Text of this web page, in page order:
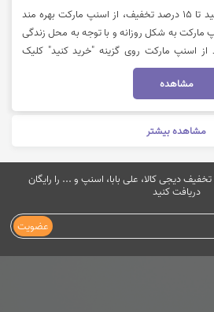
برای خرید انواع تنقلات میتوانید تا 15 درصد تخفیف، از اسنپ مارکت بهره مند
به شکل روزانه و با توجه به محل زندگی
از اسنپ مارکت روی گزینه "خرید کنید" کلیک
مشاهده
مشاهده بیشتر
دیجی کالا، علی بابا، اسنپ و ... را رایگان
دریافت کنید
عضویت